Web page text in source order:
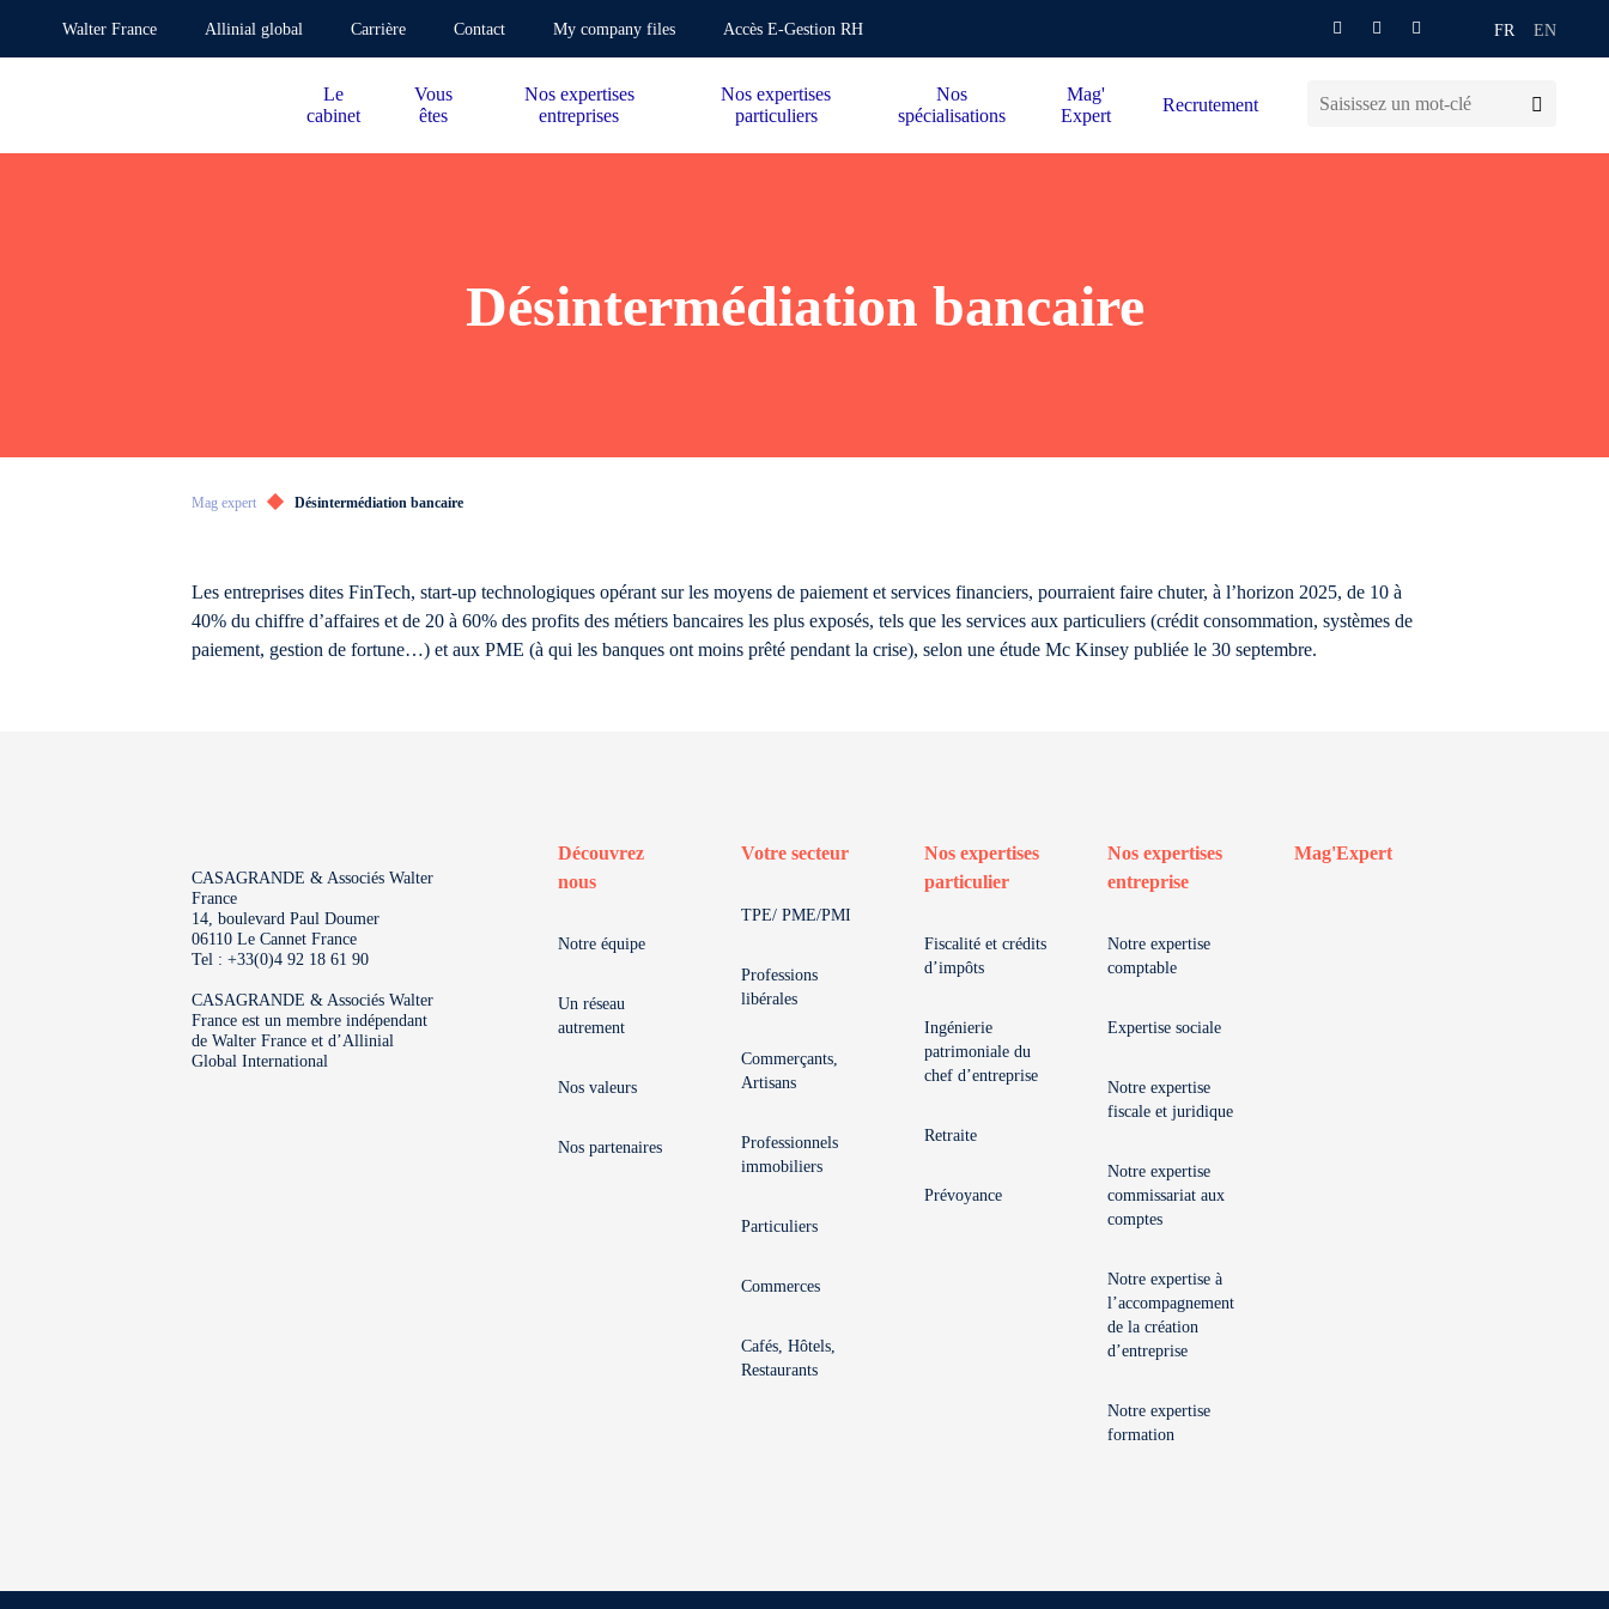
Walter France Allinial global Carrière Contact My company files Accès E-Gestion RH FR EN
Le
cabinet
Vous
êtes
Nos expertises
entreprises
Nos expertises
particuliers
Nos
spécialisations
Mag'
Expert
Recrutement
Désintermédiation bancaire
Mag expert Désintermédiation bancaire
Les entreprises dites FinTech, start-up technologiques opérant sur les moyens de paiement et services financiers, pourraient faire chuter, à l’horizon 2025, de 10 à
40% du chiffre d’affaires et de 20 à 60% des profits des métiers bancaires les plus exposés, tels que les services aux particuliers (crédit consommation, systèmes de
paiement, gestion de fortune…) et aux PME (à qui les banques ont moins prêté pendant la crise), selon une étude Mc Kinsey publiée le 30 septembre.
CASAGRANDE & Associés Walter
France
14, boulevard Paul Doumer
06110 Le Cannet France
Tel : +33(0)4 92 18 61 90
CASAGRANDE & Associés Walter
France est un membre indépendant
de Walter France et d’Allinial
Global International
Découvrez
nous
Notre équipe
Un réseau
autrement
Nos valeurs
Nos partenaires
Votre secteur
TPE/ PME/PMI
Professions
libérales
Commerçants,
Artisans
Professionnels
immobiliers
Particuliers
Commerces
Cafés, Hôtels,
Restaurants
Nos expertises
particulier
Fiscalité et crédits
d’impôts
Ingénierie
patrimoniale du
chef d’entreprise
Retraite
Prévoyance
Nos expertises
entreprise
Notre expertise
comptable
Expertise sociale
Notre expertise
fiscale et juridique
Notre expertise
commissariat aux
comptes
Notre expertise à
l’accompagnement
de la création
d’entreprise
Notre expertise
formation
Mag'Expert